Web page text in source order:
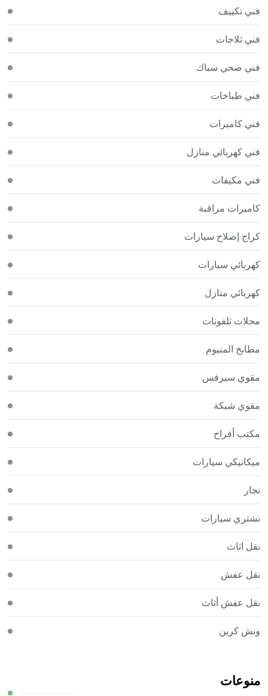
فني تكييف
فني ثلاجات
فني صحي سباك
فني طباخات
فني كاميرات
فني كهربائي منازل
فني مكيفات
كاميرات مراقبة
كراج إصلاح سيارات
كهربائي سيارات
كهربائي منازل
محلات تلفونات
مطابخ المنيوم
مقوي سيرفس
مقوي شبكة
مكتب أفراح
ميكانيكي سيارات
نجار
نشتري سيارات
نقل اثاث
نقل عفش
نقل عفش أثاث
ونش كرين
منوعات